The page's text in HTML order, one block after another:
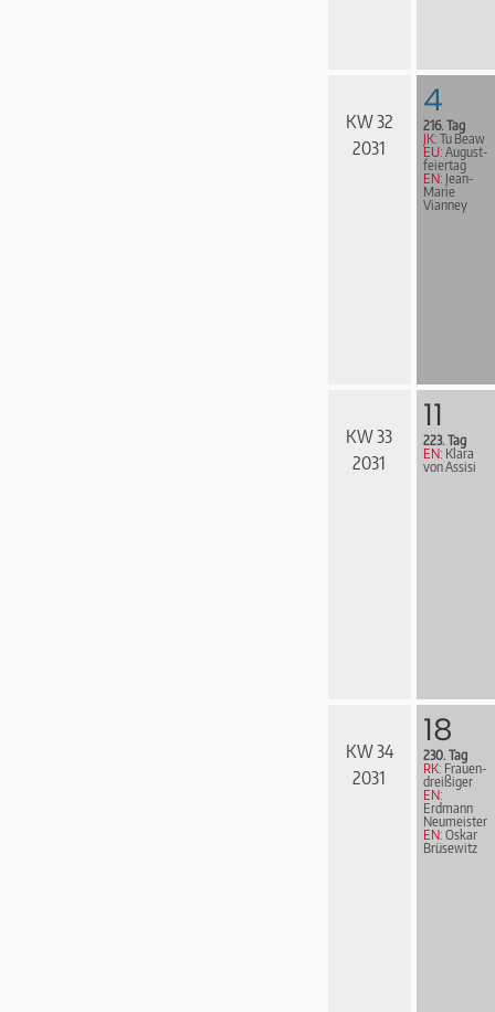
KW 32
2031
4
216. Tag
JK: Tu Beaw
EU: August­
fei­er­tag
EN: Jean-
Marie
Vianney
KW 33
2031
11
223. Tag
EN: Klara
von Assisi
KW 34
2031
18
230. Tag
RK: Frau­en­
drei­ßi­ger
EN:
Erdmann
Neumeister
EN: Oskar
Brüsewitz